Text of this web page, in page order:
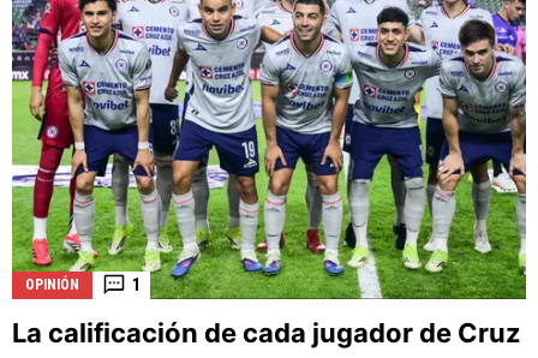
OPINIÓN 1
La calificación de cada jugador de Cruz